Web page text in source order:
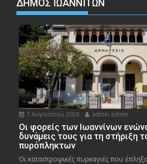
ΔΗΜΟΣ ΙΩΑΝΝΙΤΩΝ
7 Αυγούστου 2026 admin admin
Οι φορείς των Ιωαννίνων
δυνάμεις τους για τη στήριξη
πυρόπληκτων
Οι καταστροφικές πυρκαγιές που